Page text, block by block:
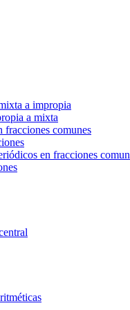
a impropia
a mixta
fracciones comunes
en fracciones